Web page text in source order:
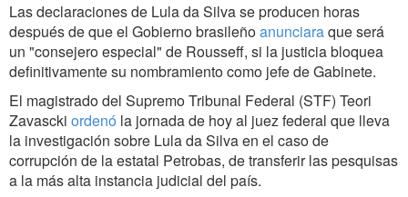
Las declaraciones de Lula da Silva se producen horas
después de que el Gobierno brasileñoanunciaraque será
un "consejero especial" de Rousseff, si la justicia bloquea
definitivamente su nombramiento como jefe de Gabinete.
El magistrado del Supremo Tribunal Federal (STF) Teori
Zavascki ordenó la jornada de hoy al juez federal que lleva
la investigación sobre Lula da Silva en el caso de
corrupción de la estatal Petrobas, de transferir las pesquisas
a la más alta instancia judicial del país.